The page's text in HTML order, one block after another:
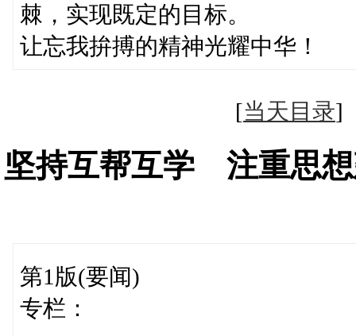
棘，实现既定的目标。
让忘我拚搏的精神光耀中华！
[当天目录
坚持互帮互学 注重思
第1版(要闻)
专栏：